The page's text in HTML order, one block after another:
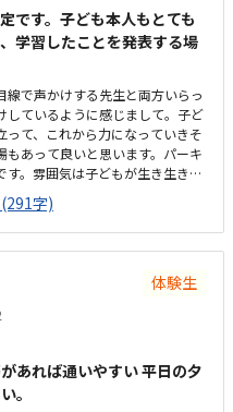
です。子ども本人もとても
学習したことを発表する場
で声かけする先生と両方いらっ
しているように感じまして。子ど
て、これから力になっていきそ
あって良いと思います。パーキ
。雰囲気は子どもが生き生きし
なとはかんじました。少し高
合を見て、ほぼマンツーマンだ
。子どもは絶対やりたいと、前
しかったようでした。
字)
体験生
あれば通いやすい 平日の夕
。